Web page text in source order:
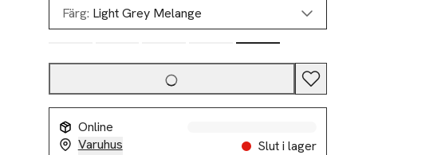
Färg: Light Grey Melange
Slut i lager
Slut i lager
Online
Varuhus
Slut i lager